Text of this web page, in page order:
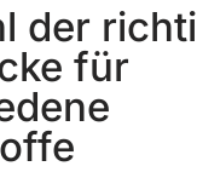
der
für